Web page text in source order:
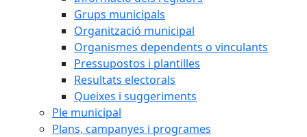
Grups municipals
Organització municipal
Organismes dependents o vinculants
Pressupostos i plantilles
Resultats electorals
Queixes i suggeriments
Ple municipal
Plans, campanyes i programes